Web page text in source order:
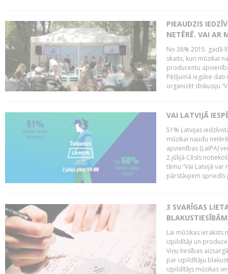
PIEAUDZIS
NETĒRĒ. VAI AR
No 38% 2015. gadā
skaits, kuri mūzikai
producentu
Pētījumā iegūtie dati
organizēt diskusiju
VAI LATVIJĀ
51% Latvijas
mūzikai naudu
apvienības (LaIPA)
2.jūlijā Cēsīs
tēmu “Vai Latvijā
pārstāvjiem spriedīs
3 SVARĪGAS
BLAKUSTIESĪBĀM
Lai mūzikas ieraksts
izpildītāji un
Viņu tiesības
par izpildītāju
izpildītājs mūzikas